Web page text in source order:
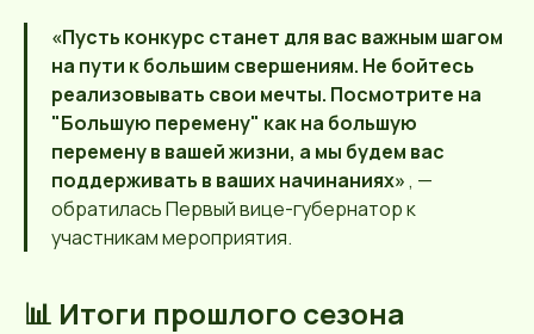
«Пусть конкурс станет для вас важным шагом
на пути к большим свершениям. Не бойтесь
реализовывать свои мечты. Посмотрите на
"Большую перемену" как на большую
перемену в вашей жизни, а мы будем вас
поддерживать в ваших начинаниях», —
обратилась Первый вице-губернатор к
участникам мероприятия.
📊 Итоги прошлого сезона